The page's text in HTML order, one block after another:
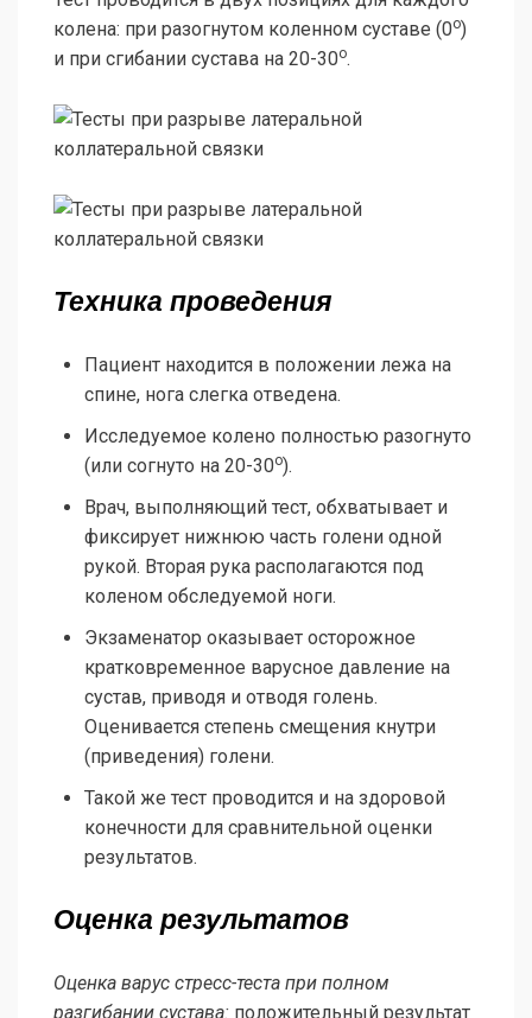
колена: при разогнутом коленном суставе (0о)
и при сгибании сустава на 20-30о.
Техника проведения
Пациент находится в положении лежа на
спине, нога слегка отведена.
Исследуемое колено полностью разогнуто
(или согнуто на 20-30о).
Врач, выполняющий тест, обхватывает и
фиксирует нижнюю часть голени одной
рукой. Вторая рука располагаются под
коленом обследуемой ноги.
Экзаменатор оказывает осторожное
кратковременное варусное давление на
сустав, приводя и отводя голень.
Оценивается степень смещения кнутри
(приведения) голени.
Такой же тест проводится и на здоровой
конечности для сравнительной оценки
результатов.
Оценка результатов
Оценка варус стресс-теста при полном
разгибании сустава: положительный результат